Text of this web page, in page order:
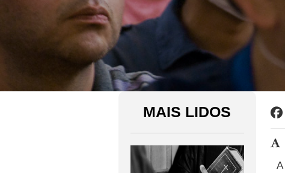
MAIS LIDOS
A